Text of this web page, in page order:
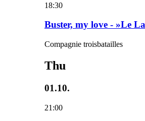
18:30
Buster, my love - »Le
Compagnie troisbatailles
Thu
01.10.
21:00